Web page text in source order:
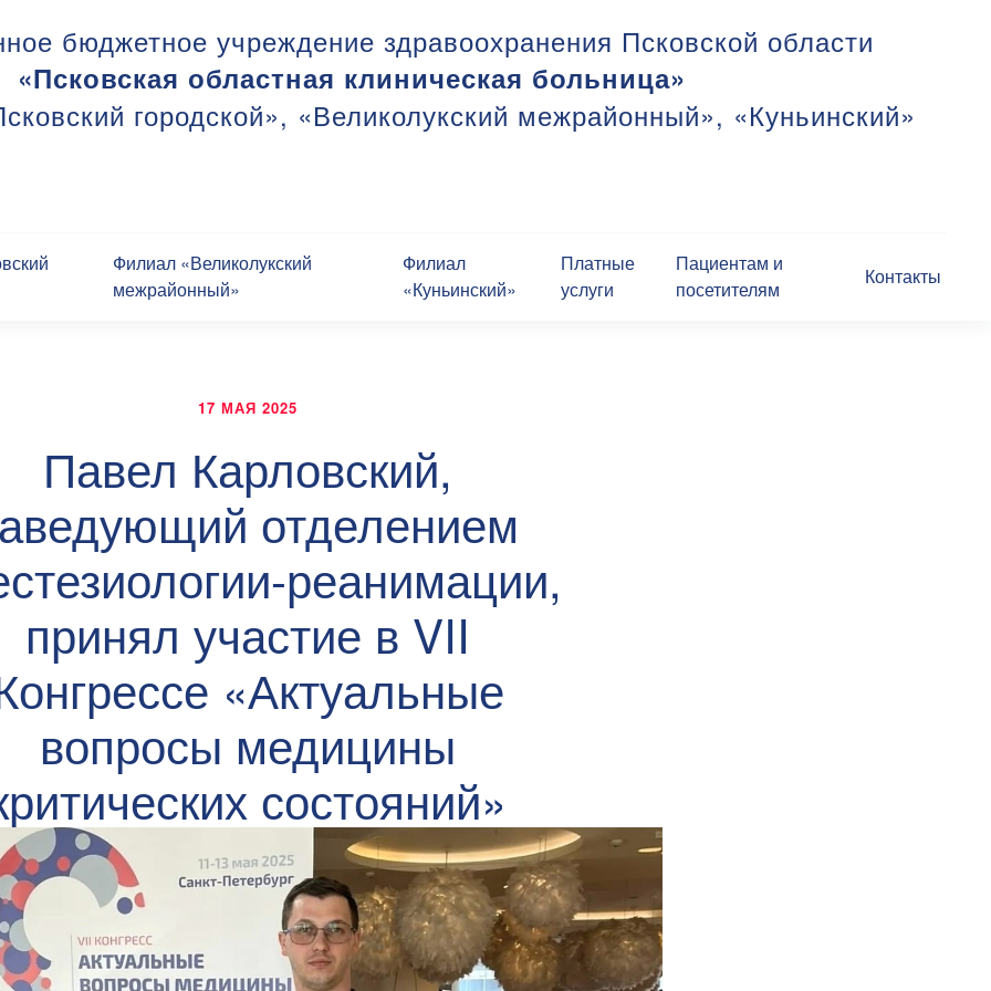
бюджетное учреждение здравоохранения Псковской области
«Псковская областная клиническая больница»
городской», «Великолукский межрайонный», «Куньинский»
Филиал «Великолукский
межрайонный»
Филиал
«Куньинский»
Платные
услуги
Пациентам и
посетителям
Контакты
17 МАЯ 2025
Павел Карловский,
отделением
реанимации,
принял участие в VII
«Актуальные
вопросы медицины
состояний»